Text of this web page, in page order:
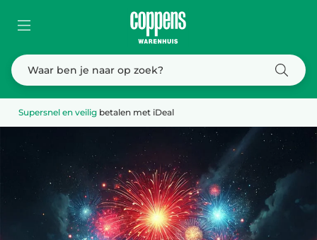
Dévuurwerkspecialistvan Brabant